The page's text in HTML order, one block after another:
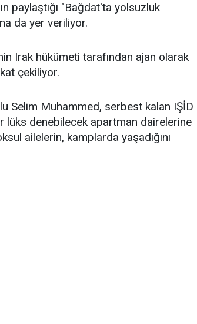
paylaştığı "Bağdat'ta yolsuzluk
da yer veriliyor.
Irak hükümeti tarafından ajan olarak
çekiliyor.
Selim Muhammed, serbest kalan IŞİD
lüks denebilecek apartman dairelerine
ailelerin, kamplarda yaşadığını